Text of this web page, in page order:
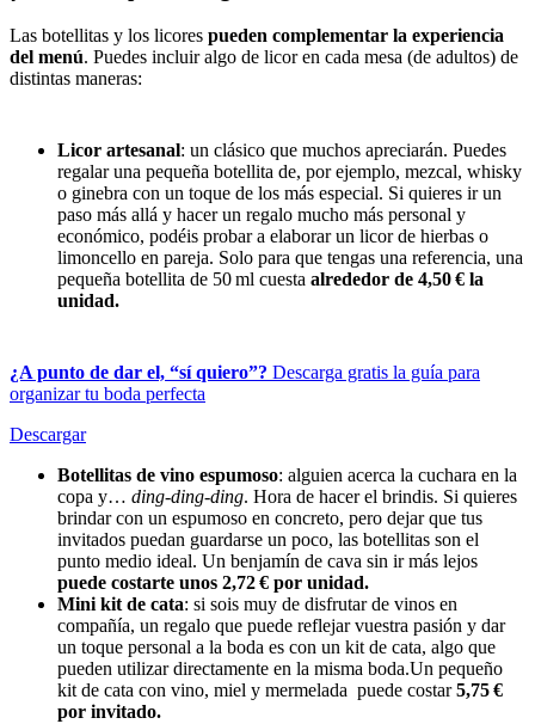
Las botellitas y los licores pueden complementar la experiencia
del menú. Puedes incluir algo de licor en cada mesa (de adultos) de
distintas maneras:
Licor artesanal: un clásico que muchos apreciarán. Puedes
regalar una pequeña botellita de, por ejemplo, mezcal, whisky
o ginebra con un toque de los más especial. Si quieres ir un
paso más allá y hacer un regalo mucho más personal y
económico, podéis probar a elaborar un licor de hierbas o
limoncello en pareja. Solo para que tengas una referencia, una
pequeña botellita de 50 ml cuesta alrededor de 4,50 € la
unidad.
¿A punto de dar el, “sí quiero”? Descarga gratis la guía para
organizar tu boda perfecta
Descargar
Botellitas de vino espumoso: alguien acerca la cuchara en la
copa y… ding-ding-ding. Hora de hacer el brindis. Si quieres
brindar con un espumoso en concreto, pero dejar que tus
invitados puedan guardarse un poco, las botellitas son el
punto medio ideal. Un benjamín de cava sin ir más lejos
puede costarte unos 2,72 € por unidad.
Mini kit de cata: si sois muy de disfrutar de vinos en
compañía, un regalo que puede reflejar vuestra pasión y dar
un toque personal a la boda es con un kit de cata, algo que
pueden utilizar directamente en la misma boda.Un pequeño
kit de cata con vino, miel y mermelada puede costar5,75 €
por invitado.